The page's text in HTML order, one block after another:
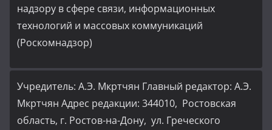
надзору в сфере связи, информационных
технологий и массовых коммуникаций
(Роскомнадзор)
Учредитель: А.Э. Мкртчян Главный редактор: А.Э.
Мкртчян Адрес редакции: 344010, Ростовская
область, г. Ростов-на-Дону, ул. Греческого